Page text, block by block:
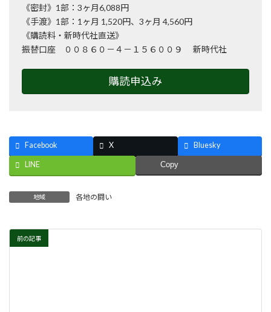
《密封》1部：3ヶ月6,088円
《手渡》1部：1ヶ月 1,520円、3ヶ月 4,560円
《購読料・新時代社直送》
振替口座 ００８６０－４－１５６００９ 新時代社
購読申込み
Facebook X Bluesky
LINE Copy
地域 各地の闘い
前の記事